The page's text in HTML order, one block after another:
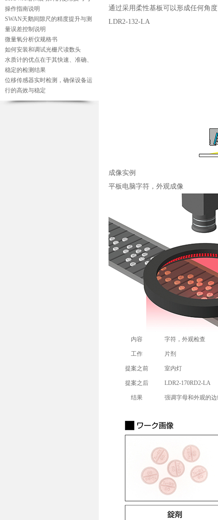
操作指南说明
SWAN天鹅间隙尺的精度提升与测
量误差控制说明
微量氧分析仪规格书
如何安装和调试光栅尺读数头
水质计的优点在于其快速、准确、
稳定的检测结果
位移传感器实时检测，确保设备运
行的高效与稳定
通过采用柔性基板可以形成任何角
LDR2-132-LA
成像实例
平板电脑字符，外观成像
内容 字符，外观检查
工作 片剂
提案之前 室内灯
提案之后 LDR2-170RD2-LA
结果 强调字母和外观的